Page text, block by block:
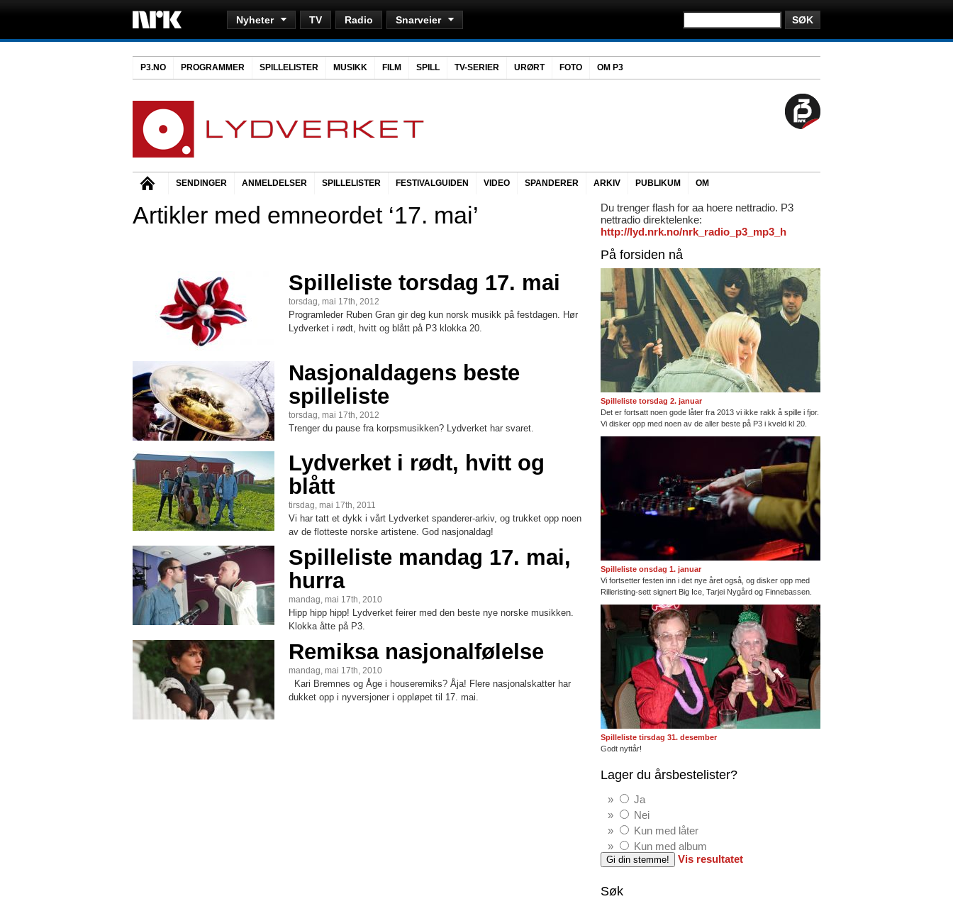
Nyheter TV Radio Snarveier
P3.NO PROGRAMMER SPILLELISTER MUSIKK FILM SPILL TV-SERIER URØRT FOTO OM P3
SENDINGER ANMELDELSER SPILLELISTER FESTIVALGUIDEN VIDEO SPANDERER ARKIV PUBLIKUM OM
Artikler med emneordet ‘17. mai’
Spilleliste torsdag 17. mai
torsdag, mai 17th, 2012
Programleder Ruben Gran gir deg kun norsk musikk på festdagen. Hør
Lydverket i rødt, hvitt og blått på P3 klokka 20.
Nasjonaldagens beste
spilleliste
torsdag, mai 17th, 2012
Trenger du pause fra korpsmusikken? Lydverket har svaret.
Lydverket i rødt, hvitt og
blått
tirsdag, mai 17th, 2011
Vi har tatt et dykk i vårt Lydverket spanderer-arkiv, og trukket opp noen
av de flotteste norske artistene. God nasjonaldag!
Spilleliste mandag 17. mai,
hurra
mandag, mai 17th, 2010
Hipp hipp hipp! Lydverket feirer med den beste nye norske musikken.
Klokka åtte på P3.
Remiksa nasjonalfølelse
mandag, mai 17th, 2010
Kari Bremnes og Åge i houseremiks? Åja! Flere nasjonalskatter har
dukket opp i nyversjoner i oppløpet til 17. mai.
Du trenger flash for aa hoere nettradio. P3
nettradio direktelenke:
http://lyd.nrk.no/nrk_radio_p3_mp3_h
På forsiden nå
Spilleliste torsdag 2. januar
Det er fortsatt noen gode låter fra 2013 vi ikke rakk å spille i fjor.
Vi disker opp med noen av de aller beste på P3 i kveld kl 20.
Spilleliste onsdag 1. januar
Vi fortsetter festen inn i det nye året også, og disker opp med
Rilleristing-sett signert Big Ice, Tarjei Nygård og Finnebassen.
Spilleliste tirsdag 31. desember
Godt nyttår!
Lager du årsbestelister?
Ja
Nei
Kun med låter
Kun med album
Vis resultatet
Søk